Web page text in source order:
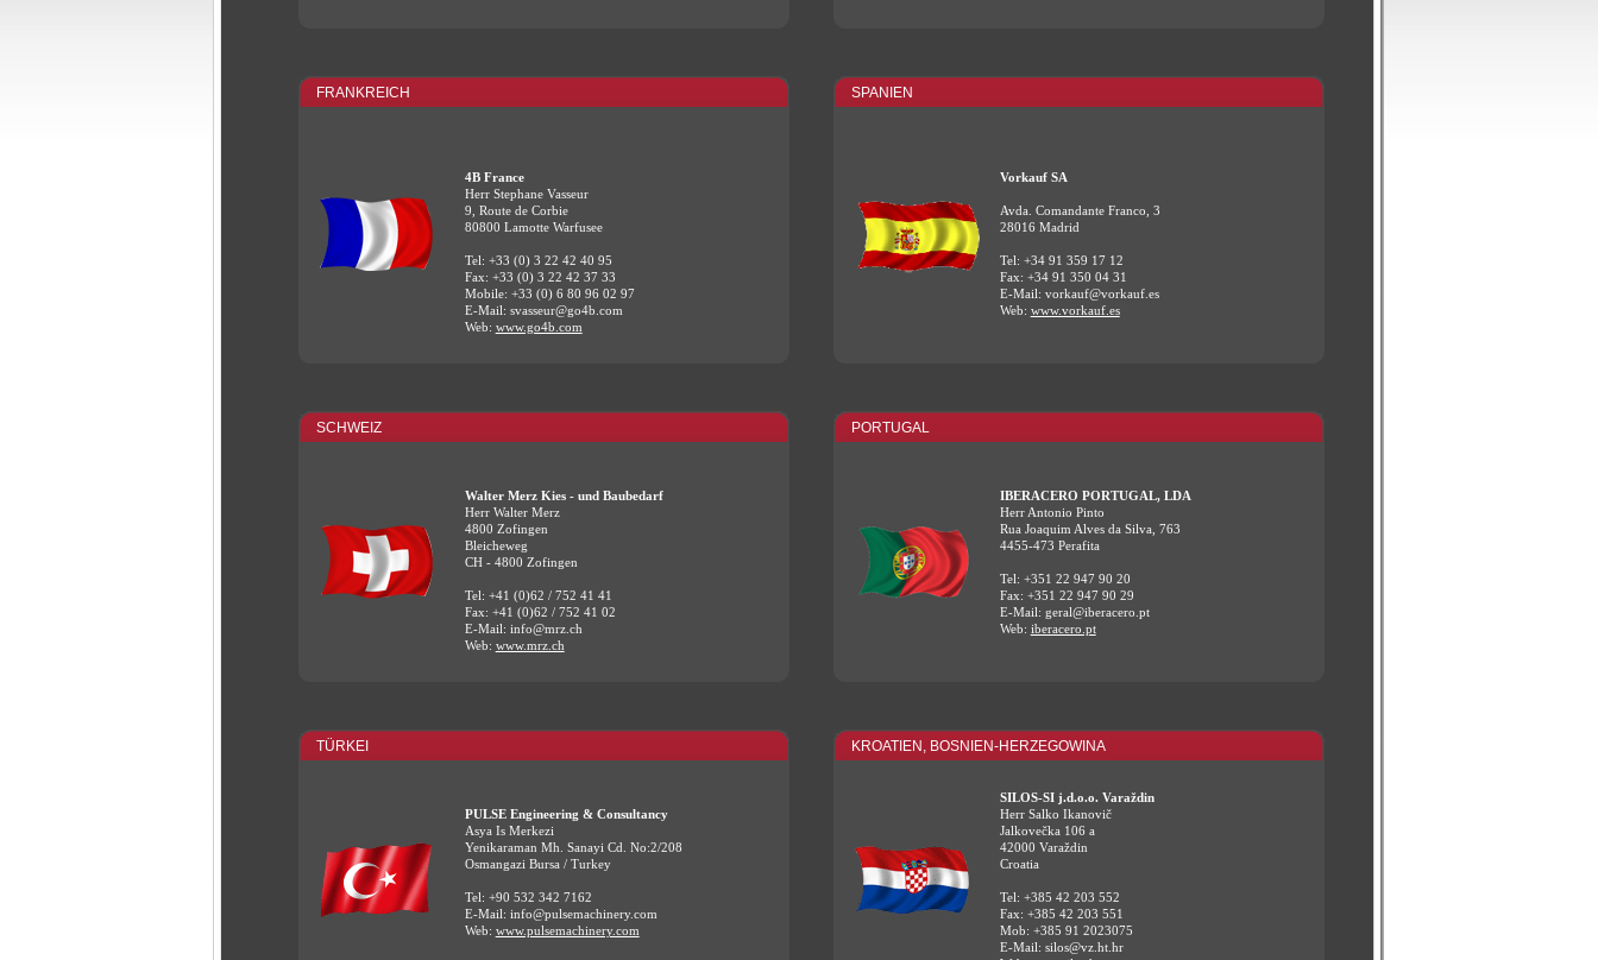
FRANKREICH
4B France
Herr Stephane Vasseur
9, Route de Corbie
80800 Lamotte Warfusee
Tel: +33 (0) 3 22 42 40 95
Fax: +33 (0) 3 22 42 37 33
Mobile: +33 (0) 6 80 96 02 97
E-Mail: svasseur@go4b.com
Web: www.go4b.com
SCHWEIZ
Walter Merz Kies - und Baubedarf
Herr Walter Merz
4800 Zofingen
Bleicheweg
CH - 4800 Zofingen
Tel: +41 (0)62 / 752 41 41
Fax: +41 (0)62 / 752 41 02
E-Mail: info@mrz.ch
Web: www.mrz.ch
TÜRKEI
PULSE Engineering & Consultancy
Asya Is Merkezi
Yenikaraman Mh. Sanayi Cd. No:2/208
Osmangazi Bursa / Turkey
Tel: +90 532 342 7162
E-Mail: info@pulsemachinery.com
Web: www.pulsemachinery.com
SPANIEN
Vorkauf SA
Avda. Comandante Franco, 3
28016 Madrid
Tel: +34 91 359 17 12
Fax: +34 91 350 04 31
E-Mail: vorkauf@vorkauf.es
Web: www.vorkauf.es
PORTUGAL
IBERACERO PORTUGAL, LDA
Herr Antonio Pinto
Rua Joaquim Alves da Silva, 763
4455-473 Perafita
Tel: +351 22 947 90 20
Fax: +351 22 947 90 29
E-Mail: geral@iberacero.pt
Web: iberacero.pt
KROATIEN, BOSNIEN-HERZEGOWINA
SILOS-SI j.d.o.o. Varaždin
Herr Salko Ikanovič
Jalkovečka 106 a
42000 Varaždin
Croatia
Tel: +385 42 203 552
Fax: +385 42 203 551
Mob: +385 91 2023075
E-Mail: silos@vz.ht.hr